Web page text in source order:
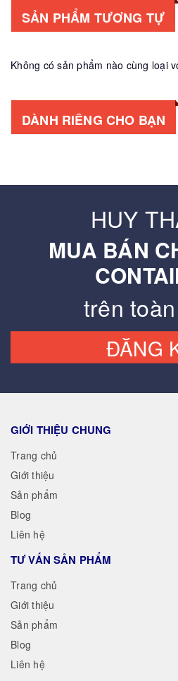
SẢN PHẨM TƯƠNG TỰ
Không có sản phẩm nào cùng loại
DÀNH RIÊNG CHO BẠN
HUY
MUA BÁN
trên
ĐĂNG
GIỚI THIỆU CHUNG
Trang chủ
Giới thiệu
Sản phẩm
Blog
Liên hệ
TƯ VẤN SẢN PHẨM
Trang chủ
Giới thiệu
Sản phẩm
Blog
Liên hệ